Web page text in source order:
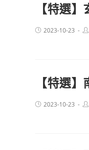
【特選
Post2023-10-23
【特選
Post2023-10-23